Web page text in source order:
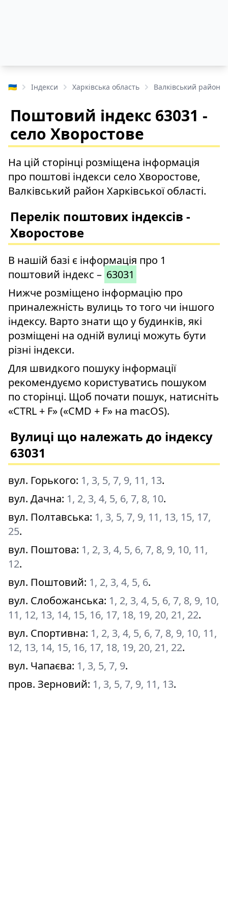
🇺🇦 Індекси Харківська область Валківський район
Поштовий індекс 63031 -
село Хворостове
На цій сторінці розміщена інформація
про поштові індекси село Хворостове,
Валківський район Харківської області.
Перелік поштових індексів -
Хворостове
В нашій базі є інформація про 1
поштовий індекс – 63031
Нижче розміщено інформацію про
приналежність вулиць то того чи іншого
індексу. Варто знати що у будинків, які
розміщені на одній вулиці можуть бути
різні індекси.
Для швидкого пошуку інформації
рекомендуємо користуватись пошуком
по сторінці. Щоб почати пошук, натисніть
«CTRL + F» («CMD + F» на macOS).
Вулиці що належать до індексу
63031
вул. Горького: 1, 3, 5, 7, 9, 11, 13.
вул. Дачна: 1, 2, 3, 4, 5, 6, 7, 8, 10.
вул. Полтавська: 1, 3, 5, 7, 9, 11, 13, 15, 17,
25.
вул. Поштова: 1, 2, 3, 4, 5, 6, 7, 8, 9, 10, 11,
12.
вул. Поштовий: 1, 2, 3, 4, 5, 6.
вул. Слобожанська: 1, 2, 3, 4, 5, 6, 7, 8, 9, 10,
11, 12, 13, 14, 15, 16, 17, 18, 19, 20, 21, 22.
вул. Спортивна: 1, 2, 3, 4, 5, 6, 7, 8, 9, 10, 11,
12, 13, 14, 15, 16, 17, 18, 19, 20, 21, 22.
вул. Чапаєва: 1, 3, 5, 7, 9.
пров. Зерновий: 1, 3, 5, 7, 9, 11, 13.